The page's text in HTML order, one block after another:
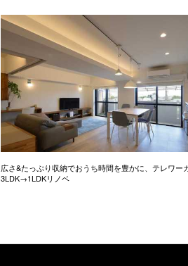
広さ&たっぷり収納でおうち時間を豊かに、テレワー
3LDK→1LDKリノベ